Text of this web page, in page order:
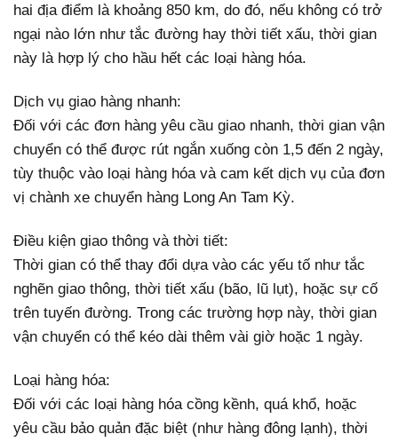
hai địa điểm là khoảng 850 km, do đó, nếu không có trở
ngại nào lớn như tắc đường hay thời tiết xấu, thời gian
này là hợp lý cho hầu hết các loại hàng hóa.
Dịch vụ giao hàng nhanh:
Đối với các đơn hàng yêu cầu giao nhanh, thời gian vận
chuyển có thể được rút ngắn xuống còn 1,5 đến 2 ngày,
tùy thuộc vào loại hàng hóa và cam kết dịch vụ của đơn
vị chành xe chuyển hàng Long An Tam Kỳ.
Điều kiện giao thông và thời tiết:
Thời gian có thể thay đổi dựa vào các yếu tố như tắc
nghẽn giao thông, thời tiết xấu (bão, lũ lụt), hoặc sự cố
trên tuyến đường. Trong các trường hợp này, thời gian
vận chuyển có thể kéo dài thêm vài giờ hoặc 1 ngày.
Loại hàng hóa:
Đối với các loại hàng hóa cồng kềnh, quá khổ, hoặc
yêu cầu bảo quản đặc biệt (như hàng đông lạnh), thời